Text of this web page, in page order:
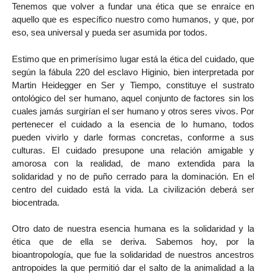
Tenemos que volver a fundar una ética que se enraíce en
aquello que es específico nuestro como humanos, y que, por
eso, sea universal y pueda ser asumida por todos.
Estimo que en primerísimo lugar está la ética del cuidado, que
según la fábula 220 del esclavo Higinio, bien interpretada por
Martin Heidegger en Ser y Tiempo, constituye el sustrato
ontológico del ser humano, aquel conjunto de factores sin los
cuales jamás surgirían el ser humano y otros seres vivos. Por
pertenecer el cuidado a la esencia de lo humano, todos
pueden vivirlo y darle formas concretas, conforme a sus
culturas. El cuidado presupone una relación amigable y
amorosa con la realidad, de mano extendida para la
solidaridad y no de puño cerrado para la dominación. En el
centro del cuidado está la vida. La civilización deberá ser
biocentrada.
Otro dato de nuestra esencia humana es la solidaridad y la
ética que de ella se deriva. Sabemos hoy, por la
bioantropología, que fue la solidaridad de nuestros ancestros
antropoides la que permitió dar el salto de la animalidad a la